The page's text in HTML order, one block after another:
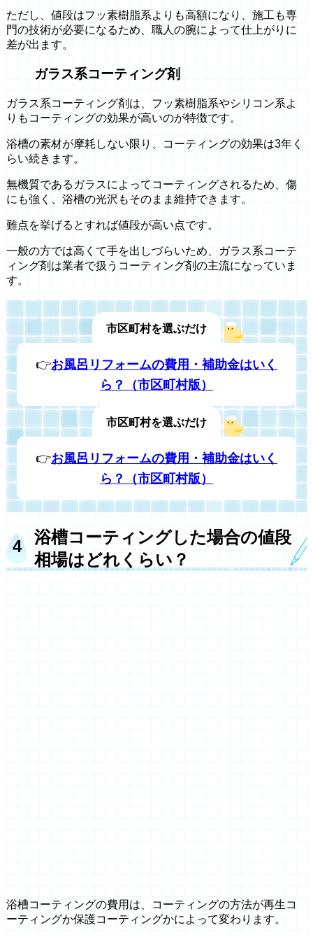
ただし、値段はフッ素樹脂系よりも高額になり、施工も専
門の技術が必要になるため、職人の腕によって仕上がりに
差が出ます。
ガラス系コーティング剤
ガラス系コーティング剤は、フッ素樹脂系やシリコン系よ
りもコーティングの効果が高いのが特徴です。
浴槽の素材が摩耗しない限り、コーティングの効果は3年く
らい続きます。
無機質であるガラスによってコーティングされるため、傷
にも強く、浴槽の光沢もそのまま維持できます。
難点を挙げるとすれば値段が高い点です。
一般の方では高くて手を出しづらいため、ガラス系コーテ
ィング剤は業者で扱うコーティング剤の主流になっていま
す。
市区町村を選ぶだけ
👉お風呂リフォームの費用・補助金はいく
ら？（市区町村版）
市区町村を選ぶだけ
👉お風呂リフォームの費用・補助金はいく
ら？（市区町村版）
浴槽コーティングした場合の値段
相場はどれくらい？
浴槽コーティングの費用は、コーティングの方法が再生コ
ーティングか保護コーティングかによって変わります。